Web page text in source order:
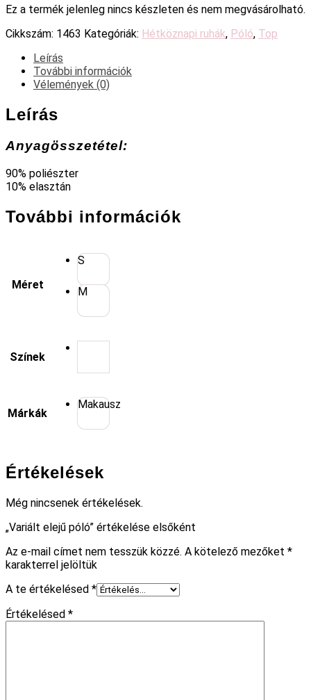
Ez a termék jelenleg nincs készleten és nem megvásárolható.
Cikkszám: 1463 Kategóriák: Hétköznapi ruhák, Póló, Top
Leírás
További információk
Vélemények (0)
Leírás
Anyagösszetétel:
90% poliészter
10% elasztán
További információk
Méret
S
M
Színek
Márkák
Makausz
Értékelések
Még nincsenek értékelések.
„Variált elejű póló” értékelése elsőként
Az e-mail címet nem tesszük közzé. A kötelező mezőket *
karakterrel jelöltük
A te értékelésed *
Értékelésed *